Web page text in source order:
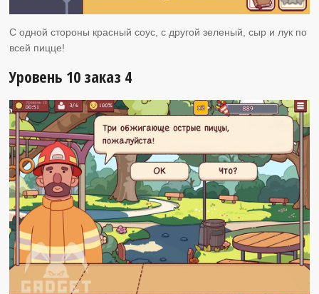
С одной стороны красный соус, с другой зеленый, сыр и лук по
всей пицце!
Уровень 10 заказ 4